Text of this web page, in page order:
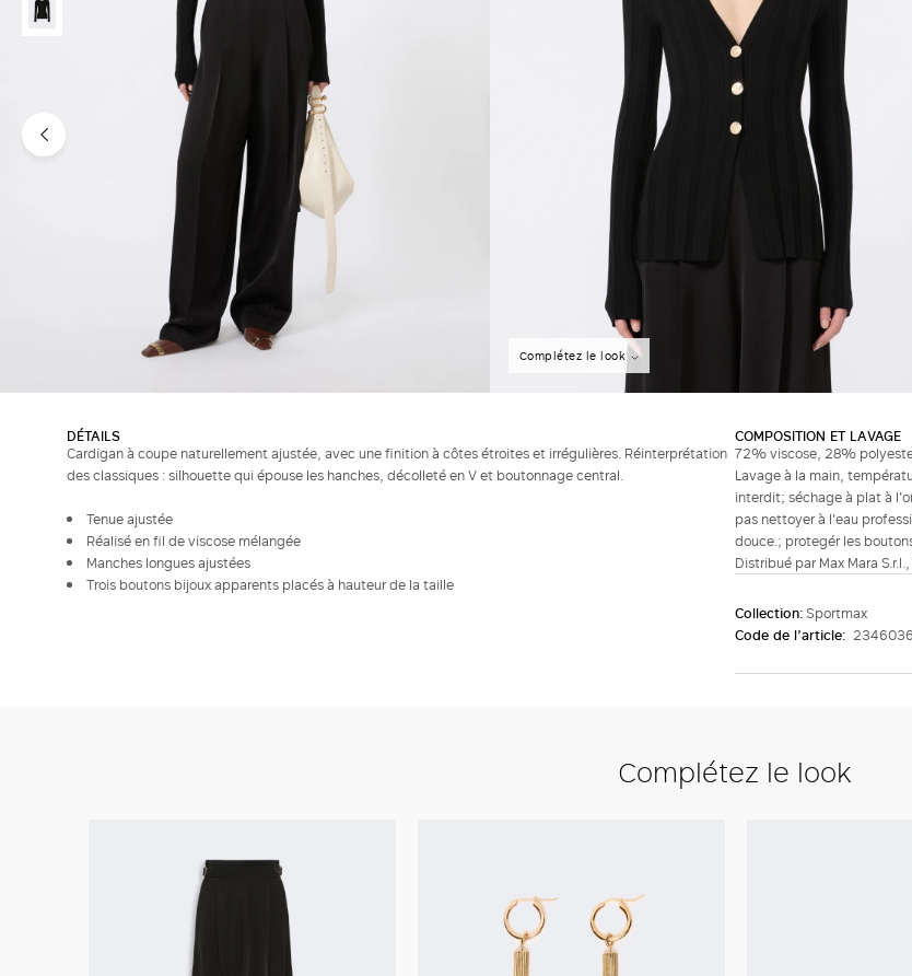
Complétez le look
DÉTAILS
Cardigan à coupe naturellement ajustée, avec une finition à côtes étroites et irrégulières. Réinterprétation
des classiques : silhouette qui épouse les hanches, décolleté en V et boutonnage central.
Tenue ajustée
Réalisé en fil de viscose mélangée
Manches longues ajustées
Trois boutons bijoux apparents placés à hauteur de la taille
COMPOSITION ET LAVAGE
72% viscose, 28%
Lavage à la main,
interdit; séchage à plat à
pas nettoyer à l'eau
douce.; protegér les
Distribué par Max Mara
Collection:Sportmax
Code de l’article:
Complétez le look